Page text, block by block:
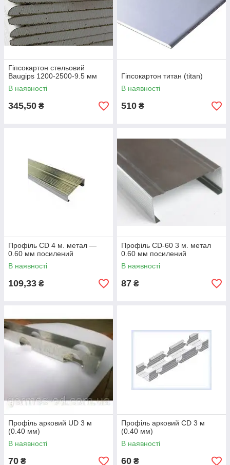
Гіпсокартон стельовий
Baugips 1200-2500-9.5 мм
В наявності
345,50 ₴
Гіпсокартон титан (titan)
В наявності
510 ₴
Профіль CD 4 м. метал —
0.60 мм посилений
В наявності
109,33 ₴
Профіль CD-60 3 м. метал
0.60 мм посилений
В наявності
87 ₴
Профіль арковий UD 3 м
(0.40 мм)
В наявності
70 ₴
Профіль арковий CD 3 м
(0.40 мм)
В наявності
60 ₴